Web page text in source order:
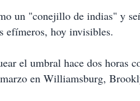
un "conejillo de indias" y
efímeros, hoy invisibles.
el umbral hace dos horas
en Williamsburg,